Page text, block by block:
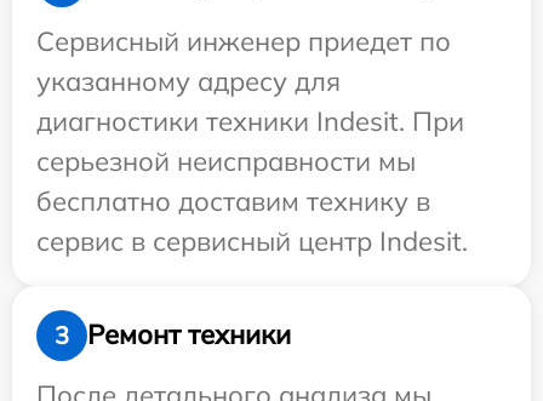
Сервисный инженер приедет по
указанному адресу для
диагностики техники Indesit. При
серьезной неисправности мы
бесплатно доставим технику в
сервис в сервисный центр Indesit.
3
Ремонт техники